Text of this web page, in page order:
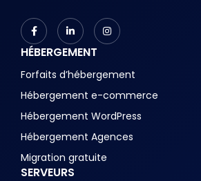
HÉBERGEMENT
Forfaits d’hébergement
Hébergement e-commerce
Hébergement WordPress
Hébergement Agences
Migration gratuite
SERVEURS